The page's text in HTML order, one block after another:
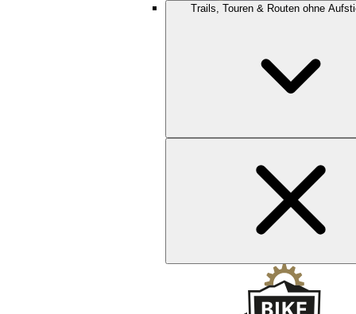
Trails, Touren & Routen ohne